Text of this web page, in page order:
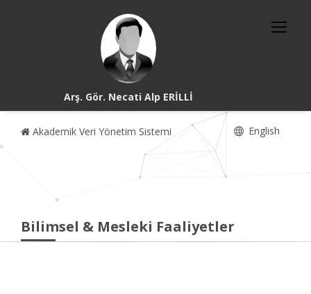
Arş. Gör. Necati Alp ERİLLİ
Akademik Veri Yönetim Sistemi English
Bilimsel & Mesleki Faaliyetler